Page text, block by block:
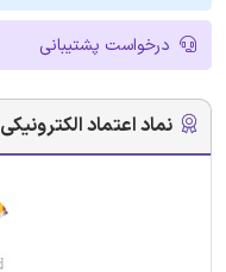
درخواست پشتیبانی
نماد اعتماد الکترونیکی